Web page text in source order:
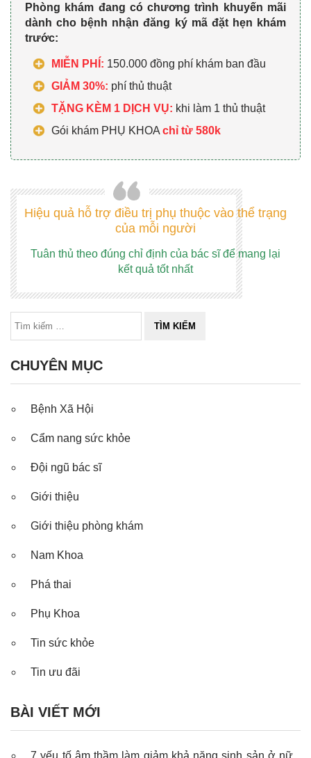
Phòng khám đang có chương trình khuyến mãi
dành cho bệnh nhận đăng ký mã đặt hẹn khám
trước:
MIỄN PHÍ: 150.000 đồng phí khám ban đầu
GIẢM 30%: phí thủ thuật
TẶNG KÈM 1 DỊCH VỤ: khi làm 1 thủ thuật
Gói khám PHỤ KHOA chỉ từ 580k
Hiệu quả hỗ trợ điều trị phụ thuộc vào thể trạng
của mỗi người
Tuân thủ theo đúng chỉ định của bác sĩ để mang lại
kết quả tốt nhất
CHUYÊN MỤC
Bệnh Xã Hội
Cẩm nang sức khỏe
Đội ngũ bác sĩ
Giới thiệu
Giới thiệu phòng khám
Nam Khoa
Phá thai
Phụ Khoa
Tin sức khỏe
Tin ưu đãi
BÀI VIẾT MỚI